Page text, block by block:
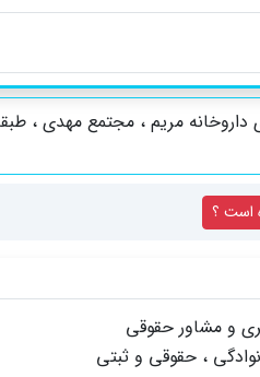
است ؟
و مشاور حقوقی
، حقوقی و ثبتی